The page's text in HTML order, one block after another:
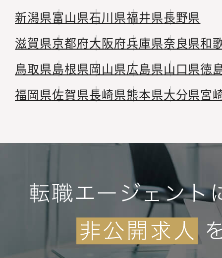
新潟県富山県石川県福井県長野県
滋賀県京都府大阪府兵庫県奈良県和
鳥取県島根県岡山県広島県山口県徳
福岡県佐賀県長崎県熊本県大分県宮